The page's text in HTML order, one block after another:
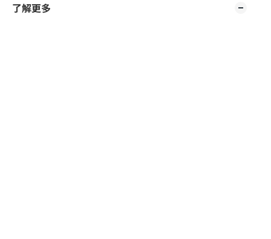
了解更多